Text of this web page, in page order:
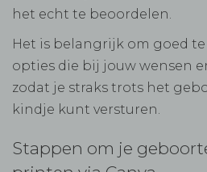
het echt te beoordelen.
Het is belangrijk om goed
opties die bij jouw wensen
zodat je straks trots het
kindje kunt versturen.
Stappen om je